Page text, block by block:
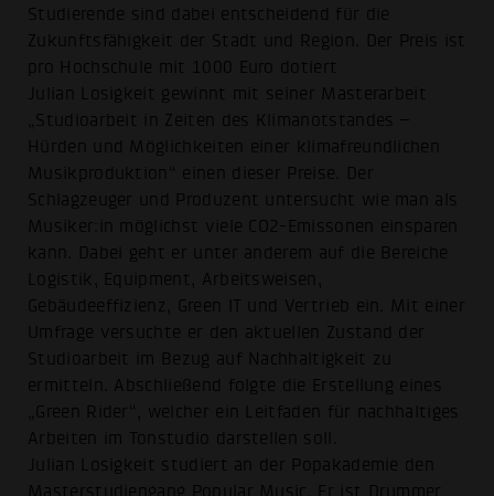
Studierende sind dabei entscheidend für die
Zukunftsfähigkeit der Stadt und Region. Der Preis ist
pro Hochschule mit 1000 Euro dotiert
Julian Losigkeit gewinnt mit seiner Masterarbeit
„Studioarbeit in Zeiten des Klimanotstandes –
Hürden und Möglichkeiten einer klimafreundlichen
Musikproduktion“ einen dieser Preise. Der
Schlagzeuger und Produzent untersucht wie man als
Musiker:in möglichst viele CO2-Emissonen einsparen
kann. Dabei geht er unter anderem auf die Bereiche
Logistik, Equipment, Arbeitsweisen,
Gebäudeeffizienz, Green IT und Vertrieb ein. Mit einer
Umfrage versuchte er den aktuellen Zustand der
Studioarbeit im Bezug auf Nachhaltigkeit zu
ermitteln. Abschließend folgte die Erstellung eines
„Green Rider“, welcher ein Leitfaden für nachhaltiges
Arbeiten im Tonstudio darstellen soll.
Julian Losigkeit studiert an der Popakademie den
Masterstudiengang Popular Music. Er ist Drummer